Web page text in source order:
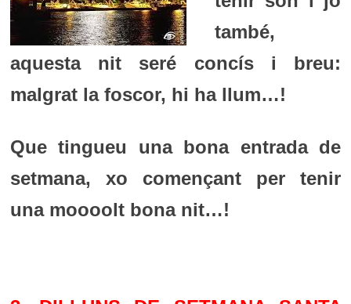
també,
aquesta nit seré concís i breu:
malgrat la foscor, hi ha llum…!
Que tingueu una bona entrada de
setmana, xo començant per tenir
una moooolt bona nit…!